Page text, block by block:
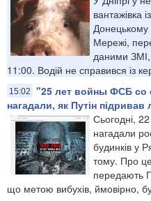
вантажівка
Мережі,
даними ЗМІ,
11:00. Водій не справився із
15:02
"25 лет войны ФСБ со
нагадали, як Путін
Сьогодні, 22
нагадали
будинків у
тому. Про
передають
що метою вибухів, ймовірно,